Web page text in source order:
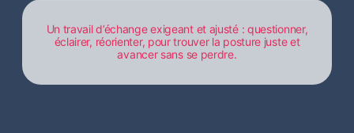
Un travail d’échange exigeant et ajusté : questionner,
éclairer, réorienter, pour trouver la posture juste et
avancer sans se perdre.